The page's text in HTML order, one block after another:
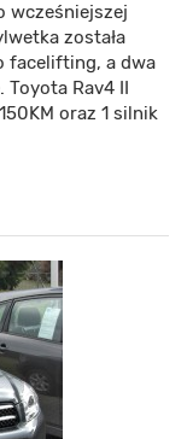
wcześniejszej
została
facelifting, a dwa
Rav4 II
oraz 1 silnik